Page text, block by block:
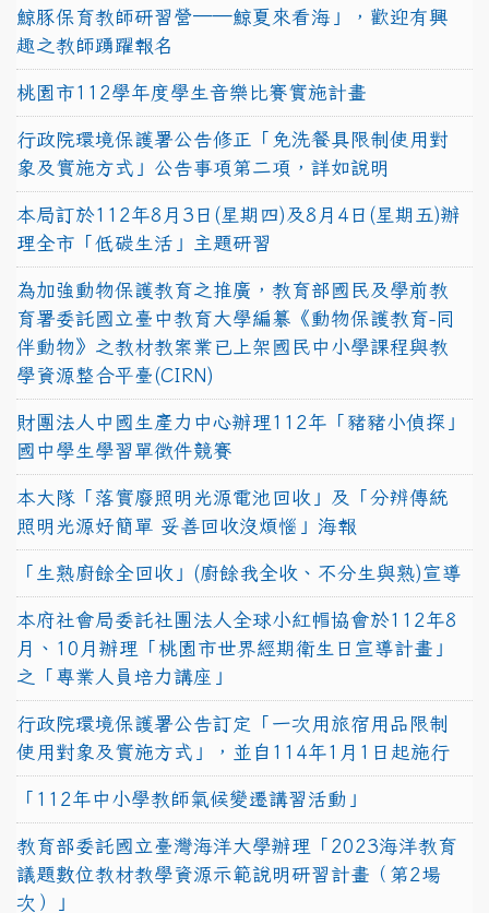
鯨豚保育教師研習營──鯨夏來看海」，歡迎有興
趣之教師踴躍報名
桃園市112學年度學生音樂比賽實施計畫
行政院環境保護署公告修正「免洗餐具限制使用對
象及實施方式」公告事項第二項，詳如說明
本局訂於112年8月3日(星期四)及8月4日(星期五)辦
理全市「低碳生活」主題研習
為加強動物保護教育之推廣，教育部國民及學前教
育署委託國立臺中教育大學編纂《動物保護教育-同
伴動物》之教材教案業已上架國民中小學課程與教
學資源整合平臺(CIRN)
財團法人中國生產力中心辦理112年「豬豬小偵探」
國中學生學習單徵件競賽
本大隊「落實廢照明光源電池回收」及「分辨傳統
照明光源好簡單 妥善回收沒煩惱」海報
「生熟廚餘全回收」(廚餘我全收、不分生與熟)宣導
本府社會局委託社團法人全球小紅帽協會於112年8
月、10月辦理「桃園市世界經期衛生日宣導計畫」
之「專業人員培力講座」
行政院環境保護署公告訂定「一次用旅宿用品限制
使用對象及實施方式」，並自114年1月1日起施行
「112年中小學教師氣候變遷講習活動」
教育部委託國立臺灣海洋大學辦理「2023海洋教育
議題數位教材教學資源示範說明研習計畫（第2場
次）」